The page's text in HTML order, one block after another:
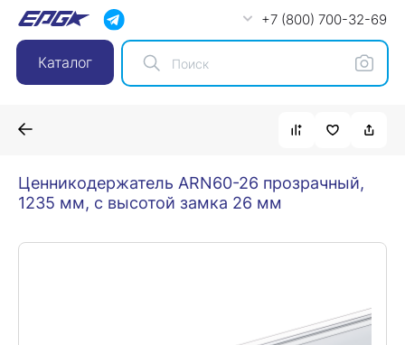
+7 (800) 700-32-69
Каталог
Ценникодержатель ARN60-26 прозрачный,
1235 мм, с высотой замка 26 мм